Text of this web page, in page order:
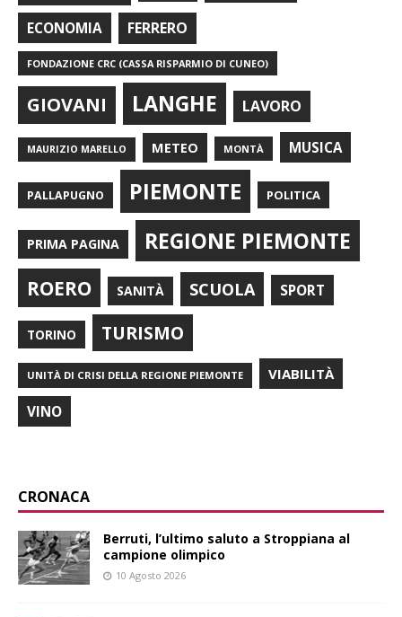
ECONOMIA FERRERO
FONDAZIONE CRC (CASSA RISPARMIO DI CUNEO)
GIOVANI LANGHE LAVORO
MAURIZIO MARELLO METEO MONTÀ MUSICA
PALLAPUGNO PIEMONTE POLITICA
PRIMA PAGINA REGIONE PIEMONTE
ROERO SANITÀ SCUOLA SPORT
TORINO TURISMO
UNITÀ DI CRISI DELLA REGIONE PIEMONTE VIABILITÀ
VINO
CRONACA
Berruti, l’ultimo saluto a Stroppiana al
campione olimpico
10 Agosto 2026